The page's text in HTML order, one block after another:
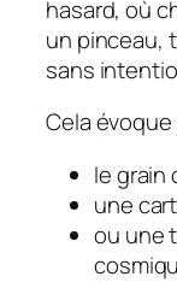
hasard, où
un pinceau,
sans
Cela évoque
le grain
une
ou une